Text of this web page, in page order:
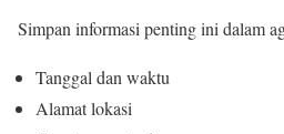
Simpan informasi penting ini dalam
Tanggal dan waktu
Alamat lokasi